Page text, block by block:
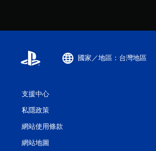
國家／地區：台灣地區
支援中心
私隱政策
網站使用條款
網站地圖